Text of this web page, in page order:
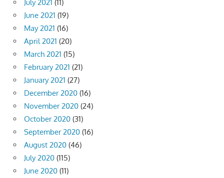
July 2021 (11)
June 2021 (19)
May 2021 (16)
April 2021 (20)
March 2021 (15)
February 2021 (21)
January 2021 (27)
December 2020 (16)
November 2020 (24)
October 2020 (31)
September 2020 (16)
August 2020 (46)
July 2020 (115)
June 2020 (11)